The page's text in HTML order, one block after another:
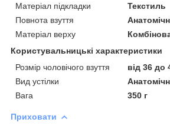
Матеріал підкладки
Текстиль
Повнота взуття
Матеріал верху
Користувальницькі характеристики
Розмір чоловічого взуття
від 36 до
Вид устілки
Вага
350 г
Приховати